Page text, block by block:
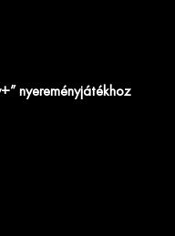
nyereményjátékhoz